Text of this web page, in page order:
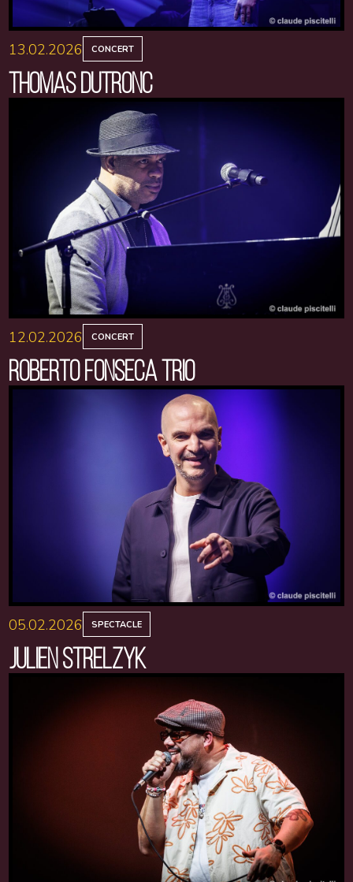
13.02.2026 CONCERT
THOMAS DUTRONC
12.02.2026 CONCERT
ROBERTO FONSECA TRIO
05.02.2026 SPECTACLE
JULIEN STRELZYK